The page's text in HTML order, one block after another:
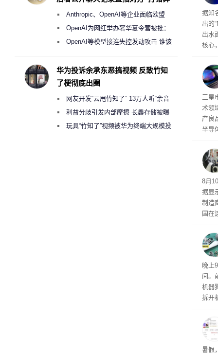
据知
出的
出水
核心
备
W，
际
PL4
三星
术领
产良
半导
为
中发
先美
8月
据显
制造
国在
治
晚上
间。
机器
拆开
已
油了
了
短路
暑假
Anthropic、OpenAI等企业面临欧盟
《人工智能法案》全新执法权限审查
OpenAI为网红举办奢华夏令营被批：
2000美元一晚 遭讽“反乌托邦”
OpenAI等模型接连失控发动攻击 谁该
华为投诉余承东恶搞视频 反致竹知
了梗彻底出圈
网友开发“云甩竹知了” 13万人听“余音
绕梁”利益分歧引发内部摩擦 长鑫存储被曝
曾将华为驻场工程师驱逐出研发基地
玩具“竹知了”视频被华为终端大规模投